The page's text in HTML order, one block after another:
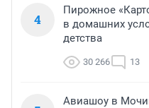
4
Пирожное
в домашних
детства
30 266 13
Авиашоу в